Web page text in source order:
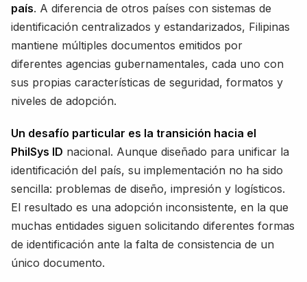
país. A diferencia de otros países con sistemas de
identificación centralizados y estandarizados, Filipinas
mantiene múltiples documentos emitidos por
diferentes agencias gubernamentales, cada uno con
sus propias características de seguridad, formatos y
niveles de adopción.
Un desafío particular es la transición hacia el
PhilSys ID nacional. Aunque diseñado para unificar la
identificación del país, su implementación no ha sido
sencilla: problemas de diseño, impresión y logísticos.
El resultado es una adopción inconsistente, en la que
muchas entidades siguen solicitando diferentes formas
de identificación ante la falta de consistencia de un
único documento.